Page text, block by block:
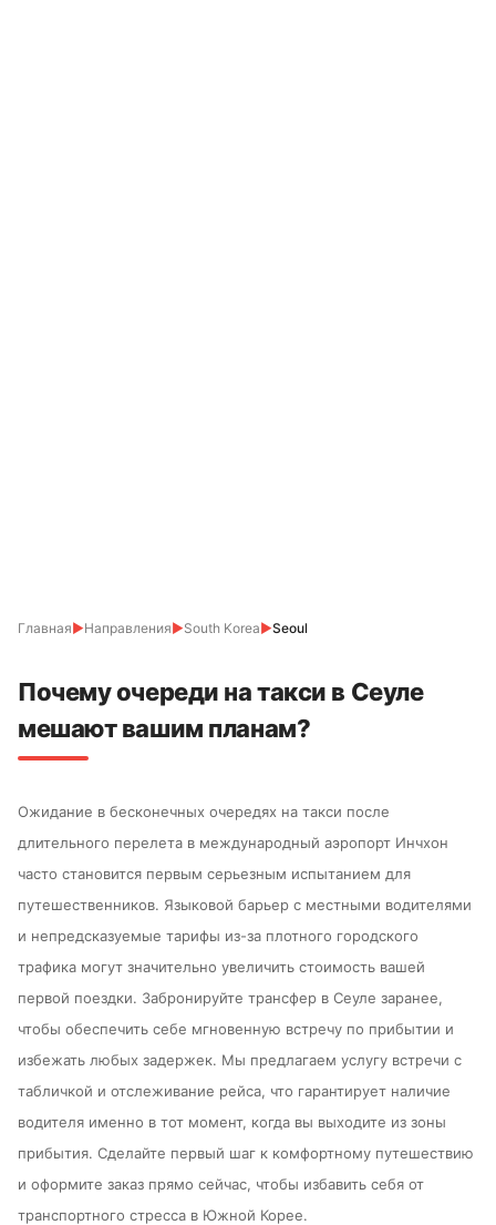
Главная▶Направления▶South Korea▶Seoul
Почему очереди на такси в Сеуле
мешают вашим планам?
Ожидание в бесконечных очередях на такси после
длительного перелета в международный аэропорт Инчхон
часто становится первым серьезным испытанием для
путешественников. Языковой барьер с местными водителями
и непредсказуемые тарифы из-за плотного городского
трафика могут значительно увеличить стоимость вашей
первой поездки. Забронируйте трансфер в Сеуле заранее,
чтобы обеспечить себе мгновенную встречу по прибытии и
избежать любых задержек. Мы предлагаем услугу встречи с
табличкой и отслеживание рейса, что гарантирует наличие
водителя именно в тот момент, когда вы выходите из зоны
прибытия. Сделайте первый шаг к комфортному путешествию
и оформите заказ прямо сейчас, чтобы избавить себя от
транспортного стресса в Южной Корее.